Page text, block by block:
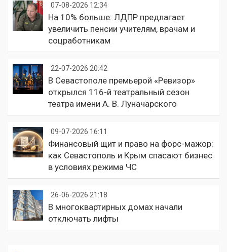
07-08-2026 12:34
На 10% больше: ЛДПР предлагает
увеличить пенсии учителям, врачам и
соцработникам
22-07-2026 20:42
В Севастополе премьерой «Ревизор»
открылся 116-й театральный сезон
театра имени А. В. Луначарского
09-07-2026 16:11
Финансовый щит и право на форс-мажор:
как Севастополь и Крым спасают бизнес
в условиях режима ЧС
26-06-2026 21:18
В многоквартирных домах начали
отключать лифты